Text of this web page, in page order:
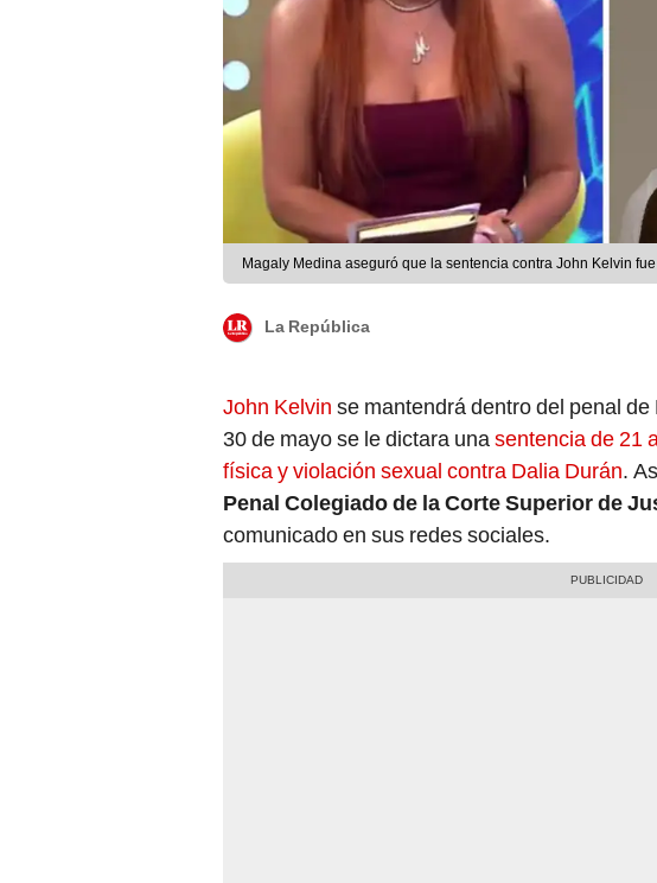
Magaly Medina aseguró que la sentencia contra John Kelvin
La República
John Kelvin se mantendrá dentro del penal
30 de mayo se le dictara unasentencia de 21
física y violación sexual contra Dalia Durán.
Penal Colegiado de la Corte Superior de
comunicado en sus redes sociales.